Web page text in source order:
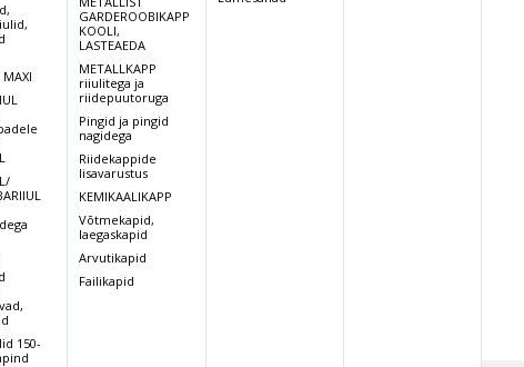
MAXI
150-
GARDEROOBIKAPP
KOOLI,
LASTEAEDA
METALLKAPP
riiulitega ja
riidepuutoruga
Pingid ja pingid
nagidega
Riidekappide
lisavarustus
KEMIKAALIKAPP
Võtmekapid,
laegaskapid
Arvutikapid
Failikapid